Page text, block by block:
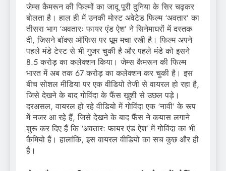
जेम्स कैमरून की फिल्मों का जादू पूरी दुनिया के सिर चढ़कर
बोलता है। हाल ही में उनकी मोस्ट अवेटेड फिल्म ‘अवतार’ का
तीसरा भाग ‘अवतारः फायर एंड ऐश’ ने सिनेमाघरों में दस्तक
दी, जिसने बॉक्स ऑफिस पर धूम मचा रखी है। फिल्म अपने
पहले मंडे टेस्ट से भी गुजर चुकी है और पहले मंडे को इसने
8.5 करोड़ का कलेक्शन किया। जेम्स कैमरून की फिल्म
भारत में अब तक 67 करोड़ का कलेक्शन कर चुकी है। इस
बीच सोशल मीडिया पर एक वीडियो तेजी से वायरल हो रहा है,
जिसे देखने के बाद गोविंदा के फैंस खुशी से उछल पड़े।
दरअसल, वायरल हो रहे वीडियो में गोविंदा एक ‘नावी’ के रूप
में नजर आ रहे हैं, जिसे देखने के बाद फैंस ने कयास लगाने
शुरू कर दिए हैं कि ‘अवतारः फायर एंड ऐश’ में गोविंदा का भी
कैमियो है। हालांकि, इस वायरल वीडियो का सच कुछ और ही
है।